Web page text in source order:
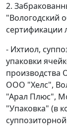
2.
"Вологодский
сертификации
- Ихтиол,
упаковки
производства
ООО "Хелс",
"Арал Плюс",
"Упаковка" (в